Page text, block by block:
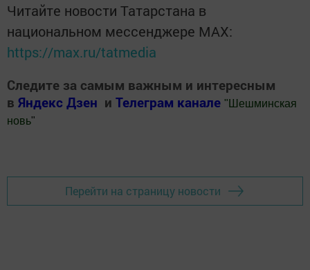
Читайте новости Татарстана в
национальном мессенджере MАХ:
https://max.ru/tatmedia
Следите за самым важным и интересным
в Яндекс Дзен и Телеграм канале " Шешминская
новь"
Перейти на страницу новости